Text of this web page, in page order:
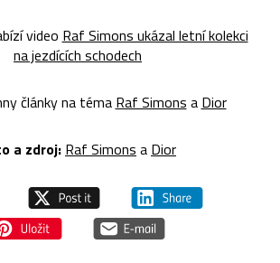
video Raf Simons ukázal letní kolekci
na jezdících schodech
články na téma Raf Simons a Dior
a zdroj: Raf Simons a Dior